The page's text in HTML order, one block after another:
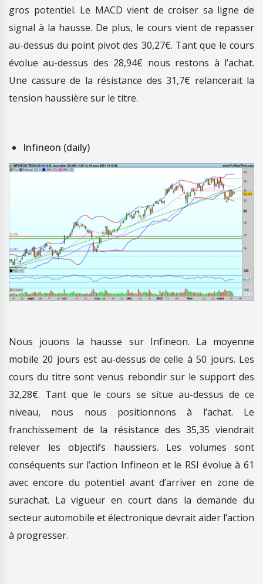
gros potentiel. Le MACD vient de croiser sa ligne de
signal à la hausse. De plus, le cours vient de repasser
au-dessus du point pivot des 30,27€. Tant que le cours
évolue au-dessus des 28,94€ nous restons à l’achat.
Une cassure de la résistance des 31,7€ relancerait la
tension haussière sur le titre.
Infineon (daily)
Nous jouons la hausse sur Infineon. La moyenne
mobile 20 jours est au-dessus de celle à 50 jours. Les
cours du titre sont venus rebondir sur le support des
32,28€. Tant que le cours se situe au-dessus de ce
niveau, nous nous positionnons à l’achat. Le
franchissement de la résistance des 35,35 viendrait
relever les objectifs haussiers. Les volumes sont
conséquents sur l’action Infineon et le RSI évolue à 61
avec encore du potentiel avant d’arriver en zone de
surachat. La vigueur en court dans la demande du
secteur automobile et électronique devrait aider l’action
à progresser.